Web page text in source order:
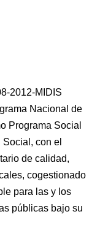
2012-MIDIS
Nacional de
Programa Social
con el
de calidad,
cogestionado
para las y los
públicas bajo su